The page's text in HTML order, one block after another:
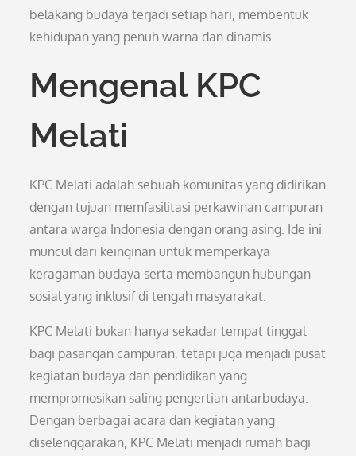
belakang budaya terjadi setiap hari, membentuk
kehidupan yang penuh warna dan dinamis.
Mengenal KPC
Melati
KPC Melati adalah sebuah komunitas yang didirikan
dengan tujuan memfasilitasi perkawinan campuran
antara warga Indonesia dengan orang asing. Ide ini
muncul dari keinginan untuk memperkaya
keragaman budaya serta membangun hubungan
sosial yang inklusif di tengah masyarakat.
KPC Melati bukan hanya sekadar tempat tinggal
bagi pasangan campuran, tetapi juga menjadi pusat
kegiatan budaya dan pendidikan yang
mempromosikan saling pengertian antarbudaya.
Dengan berbagai acara dan kegiatan yang
diselenggarakan, KPC Melati menjadi rumah bagi